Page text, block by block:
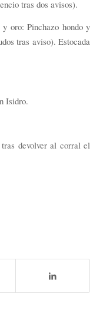
tras dos avisos).
oro: Pinchazo hondo y
tras aviso). Estocada
Isidro.
devolver al corral el